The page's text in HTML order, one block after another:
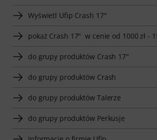
Wyświetl Ufip Crash 17"
pokaż Crash 17" w cenie od 1000 zł -
do grupy produktów Crash 17"
do grupy produktów Crash
do grupy produktów Talerze
do grupy produktów Perkusje